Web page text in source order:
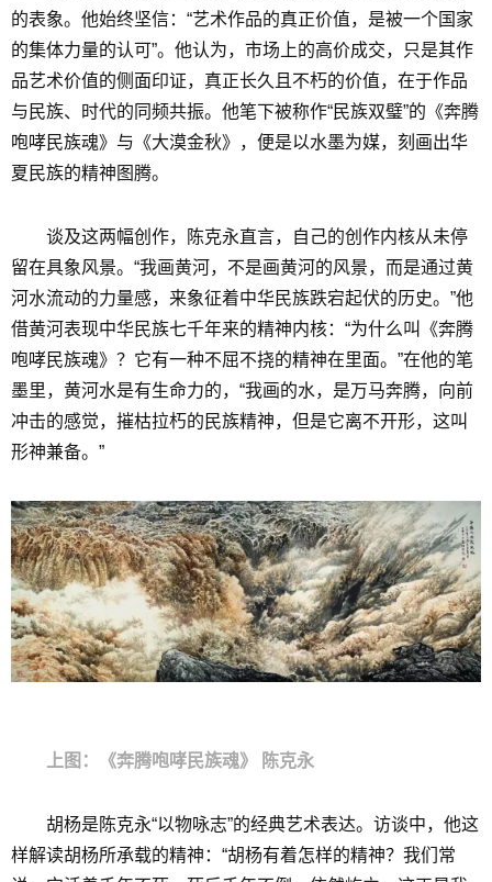
的表象。他始终坚信：“艺术作品的真正价值，是被一个国家
的集体力量的认可”。他认为，市场上的高价成交，只是其作
品艺术价值的侧面印证，真正长久且不朽的价值，在于作品
与民族、时代的同频共振。他笔下被称作“民族双璧”的《奔腾
咆哮民族魂》与《大漠金秋》，便是以水墨为媒，刻画出华
夏民族的精神图腾。
谈及这两幅创作，陈克永直言，自己的创作内核从未停
留在具象风景。“我画黄河，不是画黄河的风景，而是通过黄
河水流动的力量感，来象征着中华民族跌宕起伏的历史。”他
借黄河表现中华民族七千年来的精神内核：“为什么叫《奔腾
咆哮民族魂》？它有一种不屈不挠的精神在里面。”在他的笔
墨里，黄河水是有生命力的，“我画的水，是万马奔腾，向前
冲击的感觉，摧枯拉朽的民族精神，但是它离不开形，这叫
形神兼备。”
上图：《奔腾咆哮民族魂》 陈克永
胡杨是陈克永“以物咏志”的经典艺术表达。访谈中，他这
样解读胡杨所承载的精神：“胡杨有着怎样的精神？我们常